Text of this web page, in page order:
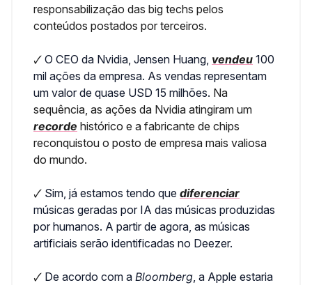
responsabilização das big techs pelos
conteúdos postados por terceiros.
🗸 O CEO da Nvidia, Jensen Huang, vendeu 100
mil ações da empresa. As vendas representam
um valor de quase USD 15 milhões. Na
sequência, as ações da Nvidia atingiram um
recorde histórico e a fabricante de chips
reconquistou o posto de empresa mais valiosa
do mundo.
🗸 Sim, já estamos tendo que diferenciar
músicas geradas por IA das músicas produzidas
por humanos. A partir de agora, as músicas
artificiais serão identificadas no Deezer.
🗸 De acordo com a Bloomberg , a Apple estaria